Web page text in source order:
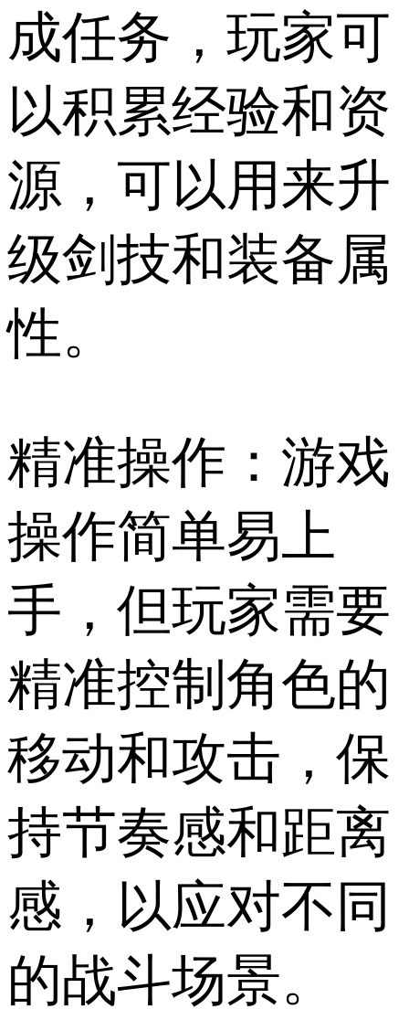
成任务，玩家可
以积累经验和资
源，可以用来升
级剑技和装备属
性。
精准操作：游戏
操作简单易上
手，但玩家需要
精准控制角色的
移动和攻击，保
持节奏感和距离
感，以应对不同
的战斗场景。